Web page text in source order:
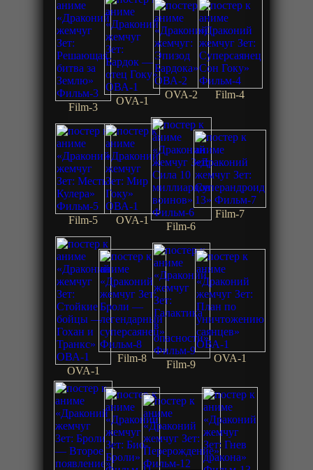
Film-3
OVA-1
OVA-2 Film-4
Film-5 OVA-1
Film-6
Film-7
OVA-1
Film-8
Film-9
OVA-1